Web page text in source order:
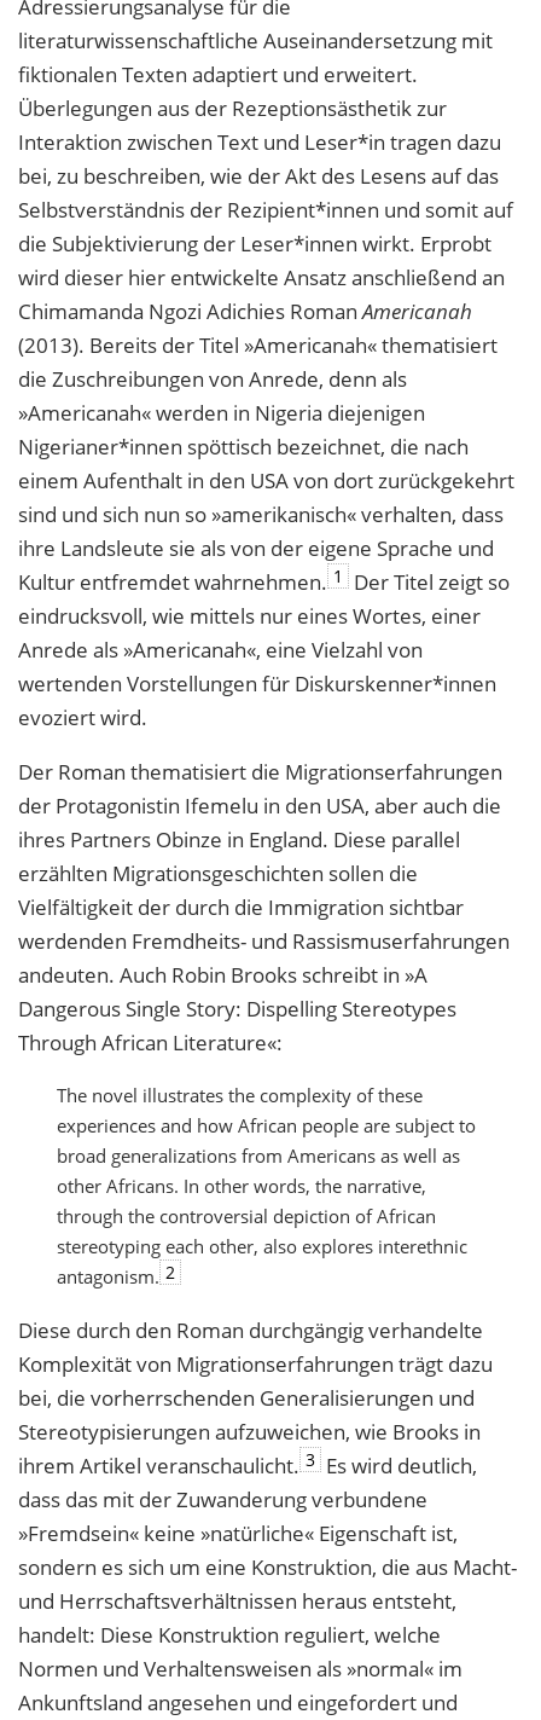
Adressierungsanalyse für die
literaturwissenschaftliche Auseinandersetzung mit
fiktionalen Texten adaptiert und erweitert.
Überlegungen aus der Rezeptionsästhetik zur
Interaktion zwischen Text und Leser*in tragen dazu
bei, zu beschreiben, wie der Akt des Lesens auf das
Selbstverständnis der Rezipient*innen und somit auf
die Subjektivierung der Leser*innen wirkt. Erprobt
wird dieser hier entwickelte Ansatz anschließend an
Chimamanda Ngozi Adichies RomanAmericanah
(2013). Bereits der Titel »Americanah« thematisiert
die Zuschreibungen von Anrede, denn als
»Americanah« werden in Nigeria diejenigen
Nigerianer*innen spöttisch bezeichnet, die nach
einem Aufenthalt in den USA von dort zurückgekehrt
sind und sich nun so »amerikanisch« verhalten, dass
ihre Landsleute sie als von der eigene Sprache und
Kultur entfremdet wahrnehmen. 1
Der Titel zeigt so
eindrucksvoll, wie mittels nur eines Wortes, einer
Anrede als »Americanah«, eine Vielzahl von
wertenden Vorstellungen für Diskurskenner*innen
evoziert wird.
Der Roman thematisiert die Migrationserfahrungen
der Protagonistin Ifemelu in den USA, aber auch die
ihres Partners Obinze in England. Diese parallel
erzählten Migrationsgeschichten sollen die
Vielfältigkeit der durch die Immigration sichtbar
werdenden Fremdheits- und Rassismuserfahrungen
andeuten. Auch Robin Brooks schreibt in »A
Dangerous Single Story: Dispelling Stereotypes
Through African Literature«:
The novel illustrates the complexity of these
experiences and how African people are subject to
broad generalizations from Americans as well as
other Africans. In other words, the narrative,
through the controversial depiction of African
stereotyping each other, also explores interethnic
antagonism. 2
Diese durch den Roman durchgängig verhandelte
Komplexität von Migrationserfahrungen trägt dazu
bei, die vorherrschenden Generalisierungen und
Stereotypisierungen aufzuweichen, wie Brooks in
ihrem Artikel veranschaulicht. 3 Es wird deutlich,
dass das mit der Zuwanderung verbundene
»Fremdsein« keine »natürliche« Eigenschaft ist,
sondern es sich um eine Konstruktion, die aus Macht-
und Herrschaftsverhältnissen heraus entsteht,
handelt: Diese Konstruktion reguliert, welche
Normen und Verhaltensweisen als »normal« im
Ankunftsland angesehen und eingefordert und